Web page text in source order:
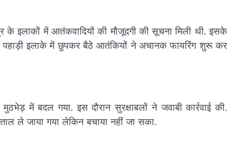
इलाकों में आतंकवादियों की मौजूदगी की सूचना मिली थी. इसके
पहाड़ी इलाके में छुपकर बैठे आतंकियों ने अचानक फायरिंग शुरू कर
में बदल गया. इस दौरान सुरक्षाबलों ने जवाबी कार्रवाई की.
ले जाया गया लेकिन बचाया नहीं जा सका.